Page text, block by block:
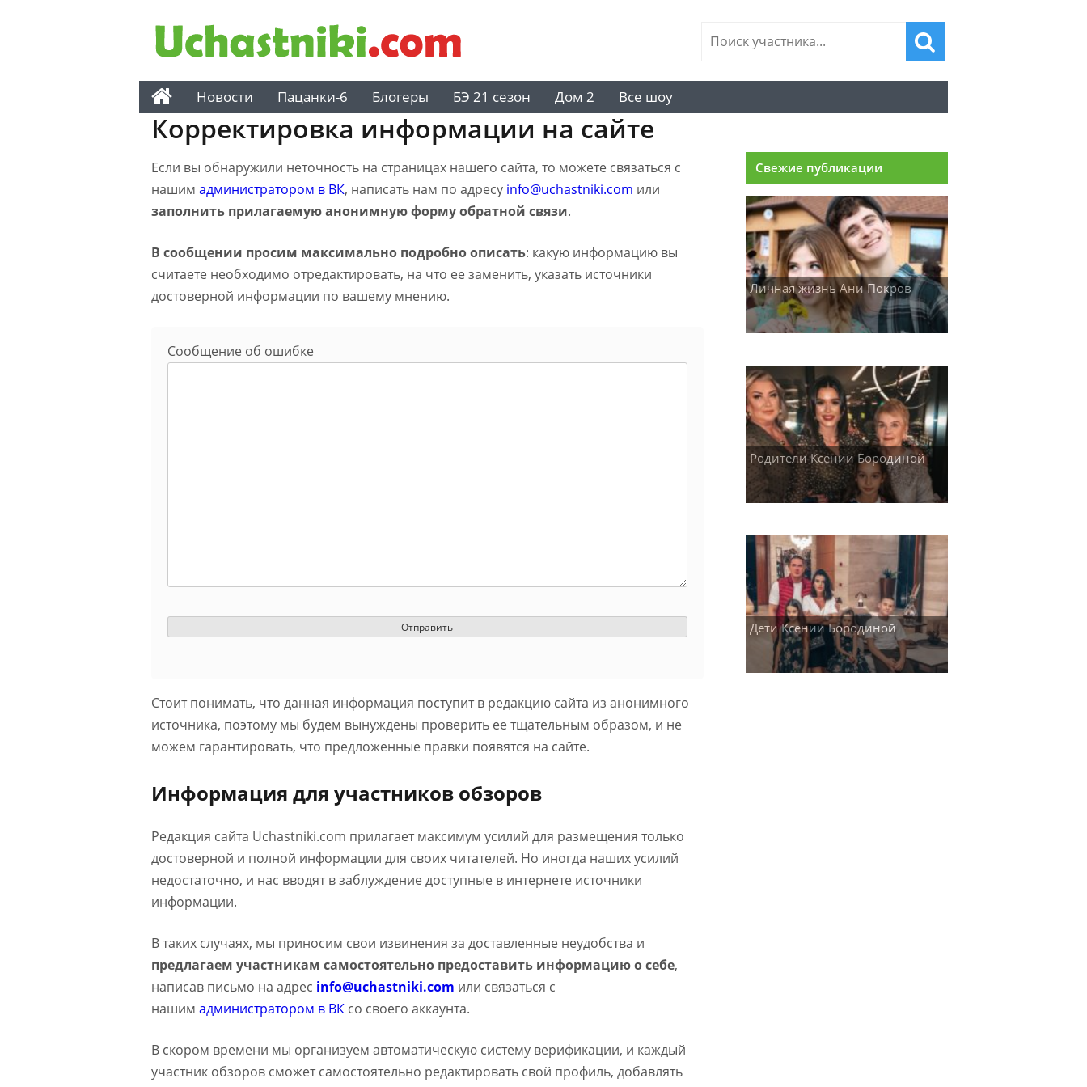
Новости Пацанки-6 Блогеры БЭ 21 сезон Дом 2 Все шоу
Корректировка информации на сайте
Если вы обнаружили неточность на страницах нашего сайта, то можете связаться с
нашим администратором в ВК, написать нам по адресу info@uchastniki.com или
заполнить прилагаемую анонимную форму обратной связи.
В сообщении просим максимально подробно описать: какую информацию вы
считаете необходимо отредактировать, на что ее заменить, указать источники
достоверной информации по вашему мнению.
Сообщение об ошибке
Стоит понимать, что данная информация поступит в редакцию сайта из анонимного
источника, поэтому мы будем вынуждены проверить ее тщательным образом, и не
можем гарантировать, что предложенные правки появятся на сайте.
Информация для участников обзоров
Редакция сайта Uchastniki.com прилагает максимум усилий для размещения только
достоверной и полной информации для своих читателей. Но иногда наших усилий
недостаточно, и нас вводят в заблуждение доступные в интернете источники
информации.
В таких случаях, мы приносим свои извинения за доставленные неудобства и
предлагаем участникам самостоятельно предоставить информацию о себе,
написав письмо на адрес info@uchastniki.com или связаться с
нашим администратором в ВК со своего аккаунта.
В скором времени мы организуем автоматическую систему верификации, и каждый
участник обзоров сможет самостоятельно редактировать свой профиль, добавлять
Свежие публикации
Личная жизнь Ани Покров
Родители Ксении Бородиной
Дети Ксении Бородиной